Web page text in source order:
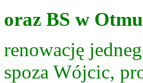
oraz BS w
renowację
spoza Wójcic,